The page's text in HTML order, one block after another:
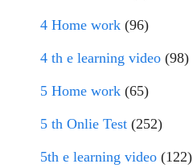
4 Home work (96)
4 th e learning video (98)
5 Home work (65)
5 th Onlie Test (252)
5th e learning video (122)